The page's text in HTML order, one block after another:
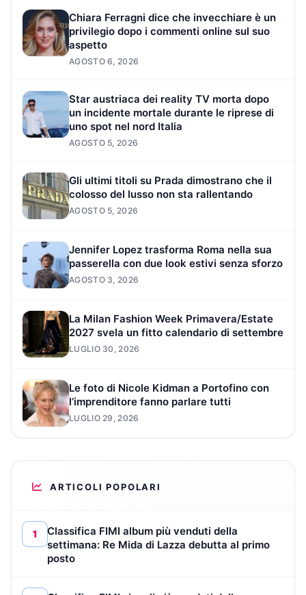
Chiara Ferragni dice che invecchiare è un
privilegio dopo i commenti online sul suo
aspetto
AGOSTO 6, 2026
Star austriaca dei reality TV morta dopo
un incidente mortale durante le riprese di
uno spot nel nord Italia
AGOSTO 5, 2026
Gli ultimi titoli su Prada dimostrano che il
colosso del lusso non sta rallentando
AGOSTO 5, 2026
Jennifer Lopez trasforma Roma nella sua
passerella con due look estivi senza sforzo
AGOSTO 3, 2026
La Milan Fashion Week Primavera/Estate
2027 svela un fitto calendario di settembre
LUGLIO 30, 2026
Le foto di Nicole Kidman a Portofino con
l’imprenditore fanno parlare tutti
LUGLIO 29, 2026
ARTICOLI POPOLARI
1
Classifica FIMI album più venduti della
settimana: Re Mida di Lazza debutta al primo
posto